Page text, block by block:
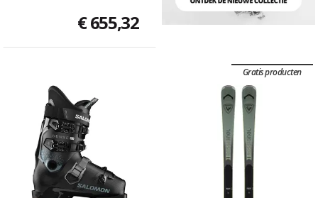
€ 655,32
Gratis producten